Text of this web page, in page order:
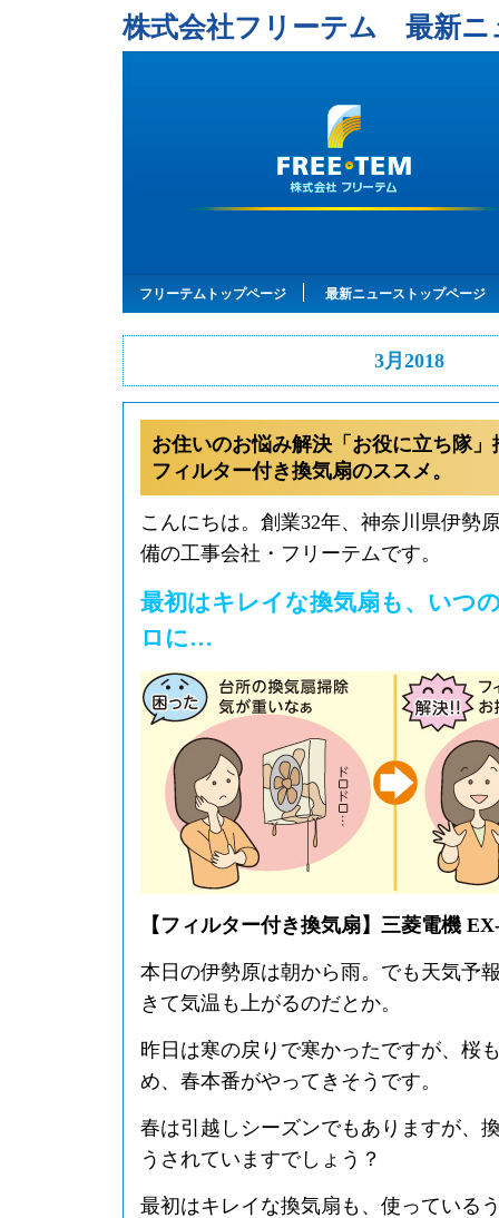
株式会社フリーテム 最新ニ
フリーテムトップページ 最新ニューストップページ
3月2018
お住いのお悩み解決「お役に立ち隊
フィルター付き換気扇のススメ。
こんにちは。創業32年、神奈川県伊勢
備の工事会社・フリーテムです。
最初はキレイな換気扇も、いつ
ロに…
【フィルター付き換気扇】三菱電機
本日の伊勢原は朝から雨。でも天気予
きて気温も上がるのだとか。
昨日は寒の戻りで寒かったですが、桜
め、春本番がやってきそうです。
春は引越しシーズンでもありますが、
うされていますでしょう？
最初はキレイな換気扇も、使っている